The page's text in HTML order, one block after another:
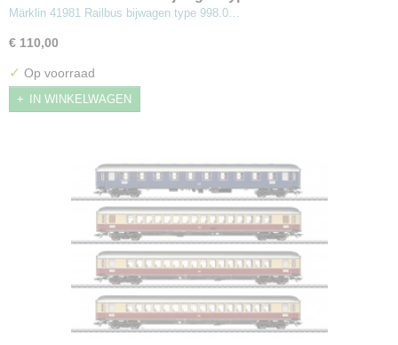
Märklin 41981 Railbus bijwagen type 998.0…
€ 110,00
✓ Op voorraad
IN WINKELWAGEN